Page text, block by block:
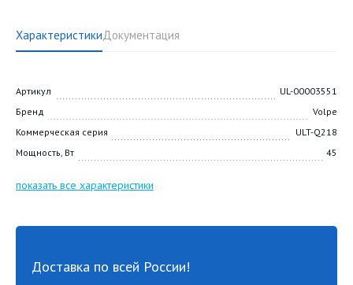
ХарактеристикиДокументация
Артикул
UL-00003551
Бренд
Volpe
Коммерческая серия
ULT-Q218
Мощность, Вт
45
показать все характеристики
Доставка по всей России!